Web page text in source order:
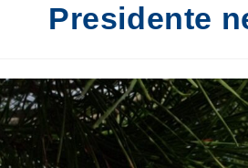
Presidente